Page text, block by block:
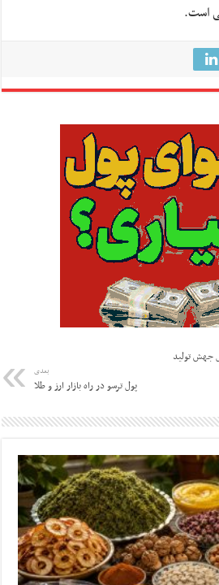
است.
بعدی
پول ترسو در راه بازار ارز و طلا